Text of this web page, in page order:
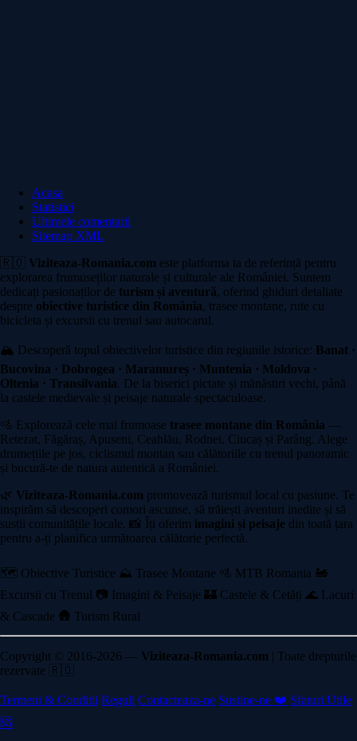
Acasa
Statistici
Ultimele comentarii
Sitemap XML
🇷🇴 Viziteaza-Romania.com este platforma ta de referință pentru
explorarea frumuseților naturale și culturale ale României. Suntem
dedicați pasionaților de turism și aventură, oferind ghiduri detaliate
despre obiective turistice din România, trasee montane, rute cu
bicicleta și excursii cu trenul sau autocarul.
🏔️ Descoperă topul obiectivelor turistice din regiunile istorice: Banat ·
Bucovina · Dobrogea · Maramureș · Muntenia · Moldova ·
Oltenia · Transilvania. De la biserici pictate și mănăstiri vechi, până
la castele medievale și peisaje naturale spectaculoase.
🚵 Explorează cele mai frumoase trasee montane din România —
Retezat, Făgăraș, Apuseni, Ceahlău, Rodnei, Ciucaș și Parâng. Alege
drumețiile pe jos, ciclismul montan sau călătoriile cu trenul panoramic
și bucură-te de natura autentică a României.
🌿 Viziteaza-Romania.com promovează turismul local cu pasiune. Te
inspirăm să descoperi comori ascunse, să trăiești aventuri inedite și să
susții comunitățile locale. 📸 Îți oferim imagini și peisaje din toată țara
pentru a-ți planifica următoarea călătorie perfectă.
🗺️ Obiective Turistice ⛰️ Trasee Montane 🚵 MTB Romania 🚂
Excursii cu Trenul 📷 Imagini & Peisaje 🏰 Castele & Cetăți 🌊 Lacuri
& Cascade 🛖 Turism Rural
Copyright © 2016-2026 — Viziteaza-Romania.com | Toate drepturile
rezervate 🇷🇴
Termeni & Conditii Reguli Contacteaza-ne Sustine-ne ❤️ Sfaturi Utile
🆘